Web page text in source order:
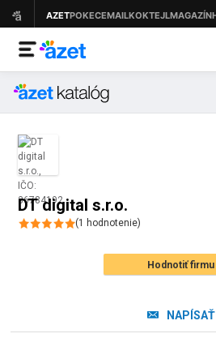
DT digital s.r.o.
(1 hodnotenie)
Hodnotiť firmu
NAPÍSAŤ